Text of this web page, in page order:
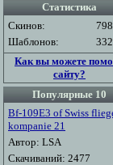
Статистика
Скинов:
798
Шаблонов:
332
Как вы можете
сайту?
Популярные 10
Bf-109E3 of Swiss
kompanie 21
Автор: LSA
Скачиваний: 2477